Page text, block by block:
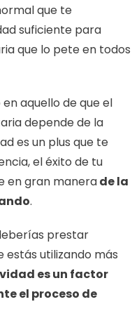
que te
suficiente para
que lo pete en todos
aquello de que el
depende de la
es un plus que te
el éxito de tu
en gran manera de la
.
prestar
estás utilizando más
es un factor
el proceso de